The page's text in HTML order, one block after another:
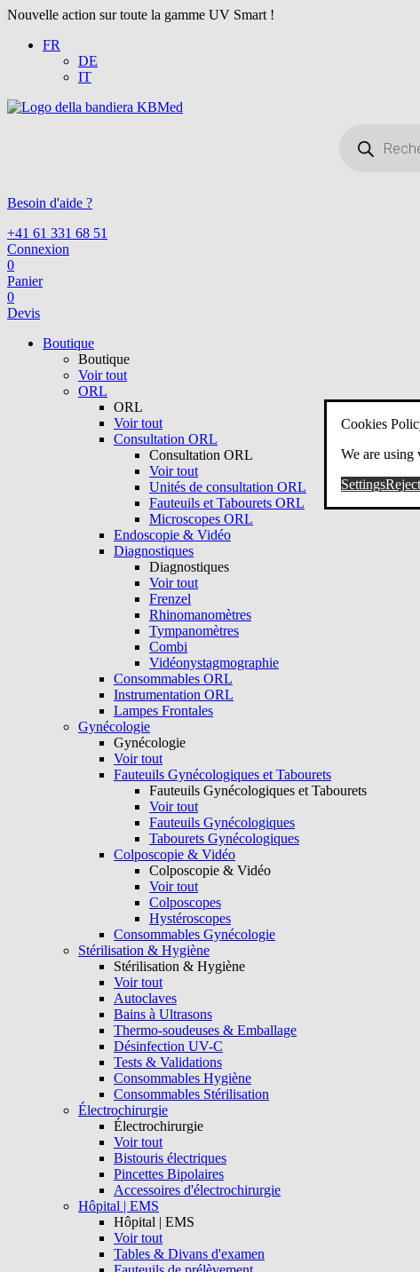
Nouvelle action sur toute la gamme UV Smart !
FR
DE
IT
produits
Besoin d'aide ?
+41 61 331 68 51
Connexion
0
Panier
0
Devis
Boutique
Boutique
Voir tout
ORL
ORL
Voir tout
Consultation ORL
Consultation ORL
Voir tout
Unités de consultation ORL
Fauteuils et Tabourets ORL
Microscopes ORL
Endoscopie & Vidéo
Diagnostiques
Diagnostiques
Voir tout
Frenzel
Rhinomanomètres
Tympanomètres
Combi
Vidéonystagmographie
Consommables ORL
Instrumentation ORL
Lampes Frontales
Gynécologie
Gynécologie
Voir tout
Fauteuils Gynécologiques et Tabourets
Fauteuils Gynécologiques et Tabourets
Voir tout
Fauteuils Gynécologiques
Tabourets Gynécologiques
Colposcopie & Vidéo
Colposcopie & Vidéo
Voir tout
Colposcopes
Hystéroscopes
Consommables Gynécologie
Stérilisation & Hygiène
Stérilisation & Hygiène
Voir tout
Autoclaves
Bains à Ultrasons
Thermo-soudeuses & Emballage
Désinfection UV-C
Tests & Validations
Consommables Hygiène
Consommables Stérilisation
Électrochirurgie
Électrochirurgie
Voir tout
Bistouris électriques
Pincettes Bipolaires
Accessoires d'électrochirurgie
Hôpital | EMS
Hôpital | EMS
Voir tout
Tables & Divans d'examen
Cookies
We are using
SettingsReject